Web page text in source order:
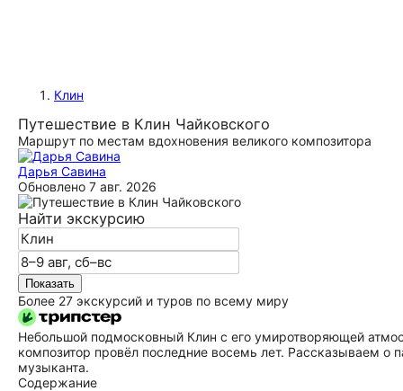
Клин
Путешествие в Клин Чайковского
Маршрут по местам вдохновения великого композитора
Дарья Савина
Обновлено 7 авг. 2026
Найти экскурсию
Показать
Более 27 экскурсий и туров по всему миру
Небольшой подмосковный Клин с его умиротворяющей
композитор провёл последние восемь лет. Рассказываем
музыканта.
Содержание